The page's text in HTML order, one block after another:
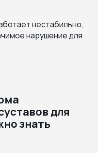
нестабильно,
нарушение для
для
знать